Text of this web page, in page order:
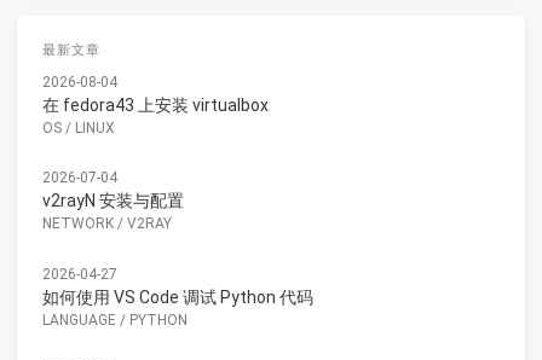
最新文章
2026-08-04
在 fedora43 上安装 virtualbox
OS / LINUX
2026-07-04
v2rayN 安装与配置
NETWORK / V2RAY
2026-04-27
如何使用 VS Code 调试 Python 代码
LANGUAGE / PYTHON